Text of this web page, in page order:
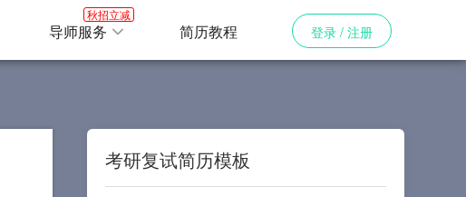
导师服务
秋招立减
简历教程 登录 / 注册
考研复试简历模板